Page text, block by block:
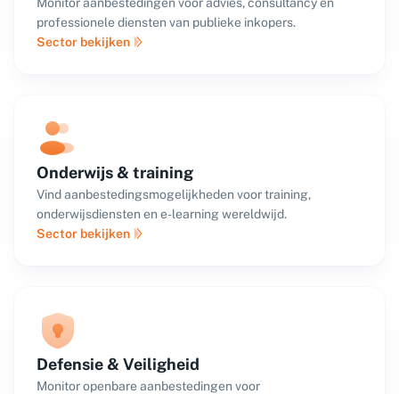
professionele diensten van publieke inkopers.
Sector bekijken
Onderwijs & training
Vind aanbestedingsmogelijkheden voor training,
onderwijsdiensten en e-learning wereldwijd.
Sector bekijken
Defensie & Veiligheid
Monitor openbare aanbestedingen voor